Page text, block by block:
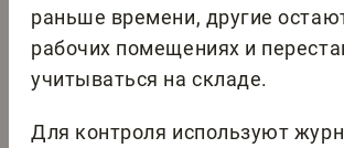
раньше времени, другие
рабочих помещениях и
учитываться на складе.
Для контроля используют